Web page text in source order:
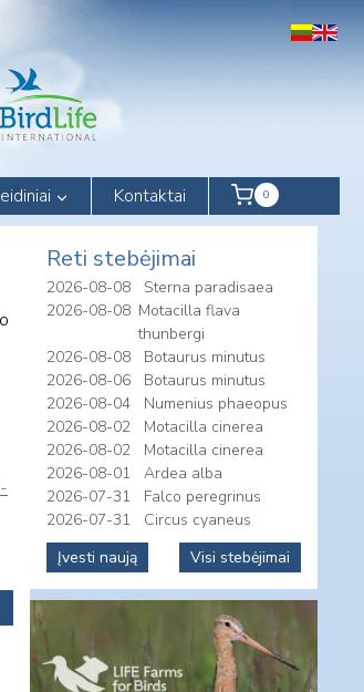
Kontaktai 0
Reti stebėjimai
2026-08-08
Sterna paradisaea
2026-08-08 Motacilla flava
thunbergi
2026-08-08
Botaurus minutus
2026-08-06
Botaurus minutus
2026-08-04
Numenius phaeopus
2026-08-02
Motacilla cinerea
2026-08-02
Motacilla cinerea
2026-08-01
Ardea alba
2026-07-31
Falco peregrinus
2026-07-31
Circus cyaneus
Įvesti naują
Visi stebėjimai